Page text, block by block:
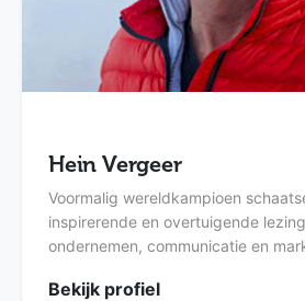
Hein Vergeer
Voormalig wereldkampioen
inspirerende en overtuigende
ondernemen, communicatie en
Bekijk profiel